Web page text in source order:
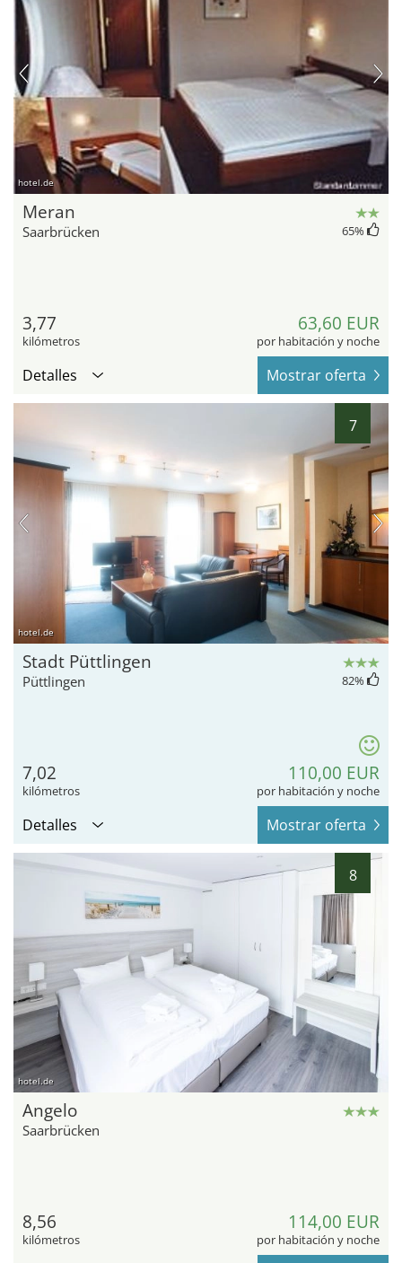
hotel.de
Meran
Saarbrücken 65%
3,77
kilómetros
63,60 EUR
por habitación y noche
Detalles Mostrar oferta
7
hotel.de
Stadt Püttlingen
Püttlingen 82%
7,02
kilómetros
110,00 EUR
por habitación y noche
Detalles Mostrar oferta
8
hotel.de
Angelo
Saarbrücken
8,56
kilómetros
114,00 EUR
por habitación y noche